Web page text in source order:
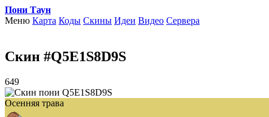
Пони Таун
Меню Карта Коды Скины Идеи Видео Сервера
Скин #Q5E1S8D9S
649
Осенняя трава